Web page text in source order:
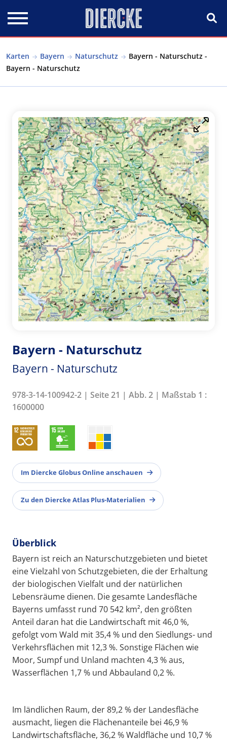
Karten Bayern Naturschutz
Bayern - Naturschutz -
Bayern - Naturschutz
Bayern - Naturschutz
Bayern - Naturschutz
978-3-14-100942-2 | Seite 21 | Abb. 2 | Maßstab 1 :
1600000
Im Diercke Globus Online anschauen
Zu den Diercke Atlas Plus-Materialien
Überblick
Bayern ist reich an Naturschutzgebieten und bietet
eine Vielzahl von Schutzgebieten, die der Erhaltung
der biologischen Vielfalt und der natürlichen
Lebensräume dienen. Die gesamte Landesfläche
Bayerns umfasst rund 70 542 km², den größten
Anteil daran hat die Landwirtschaft mit 46,0 %,
gefolgt vom Wald mit 35,4 % und den Siedlungs- und
Verkehrsflächen mit 12,3 %. Sonstige Flächen wie
Moor, Sumpf und Unland machten 4,3 % aus,
Wasserflächen 1,7 % und Abbauland 0,2 %.
Im ländlichen Raum, der 89,2 % der Landesfläche
ausmacht, liegen die Flächenanteile bei 46,9 %
Landwirtschaftsfläche, 36,2 % Waldfläche und 10,7 %